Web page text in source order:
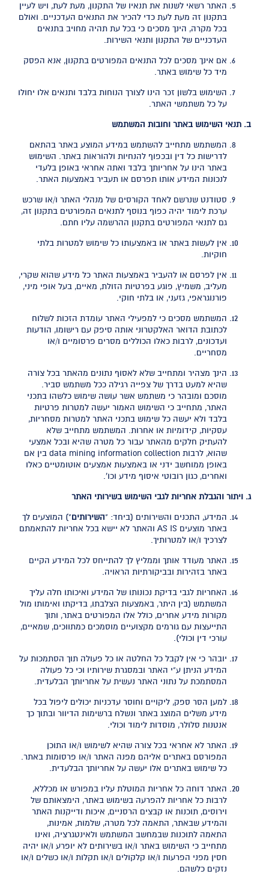
האתר רשאי לשנות את תנאיו של התקנון, מעת לעת, ויש לעיין
בתקנון זה מעת לעת כדי להכיר את התנאים העדכניים. ואולם
בכל מקרה, הינך מסכים כי בכל עת תהיה מחויב בתנאים
העדכניים של התקנון ותנאי השירות.
אם אינך מסכים לכל התנאים המפורטים בתקנון, אנא הפסק
מיד כל שימוש באתר.
השימוש בלשון זכר הינו לצורך הנוחות בלבד ותנאים אלו יחולו
על כל משתמשי האתר.
ב. תנאי השימוש באתר וחובות המשתמש
המשתמש מתחייב להשתמש במידע המוצע באתר בהתאם
לדרישות כל דין ובכפוף להנחיות ולהוראות באתר. השימוש
באתר הינו על אחריותך בלבד ואתה אחראי באופן בלעדי
לנכונות המידע אותו תפרסם או תעביר באמצעות האתר.
סטודנט שנרשם לאחד הקורסים של מנהלי האתר ו/או שרכש
ערכת לימוד יהיה כפוף בנוסף לתנאים המפורטים בתקנון זה,
גם לתנאי המפורטים בתקנון ההרשמה עליו חתם.
אין לעשות באתר או באמצעותו כל שימוש למטרות בלתי
חוקיות.
אין לפרסם או להעביר באמצעות האתר כל מידע שהוא שקרי,
מעליב, משמיץ, פוגע בפרטיות הזולת, מאיים, בעל אופי מיני,
פורנוגראפי, גזעני, או בלתי חוקי.
המשתמש מסכים כי למפעילי האתר עומדת הזכות לשלוח
לכתובת הדואר האלקטרוני אותה סיפק עם רישומו, הודעות
ועדכונים, לרבות כאלו הכוללים מסרים פרסומיים ו/או
מסחריים.
הינך מצהיר ומתחייב שלא לאסוף נתונים מהאתר בכל צורה
שהיא למעט בדרך של צפייה רגילה ככל משתמש סביר.
מוסכם ומובהר כי משתמש אשר עושה שימוש כלשהו בתכני
האתר, מתחייב כי השימוש האמור יעשה למטרות פרטיות
בלבד ולא יעשה כל שימוש בתכני האתר למטרות מסחריות,
עסקיות, קידומיות או אחרות. המשתמש מתחייב שלא
להעתיק חלקים מהאתר עבור כל מטרה שהיא ובכל אמצעי
שהוא, לרבות data mining information collection בין אם
באופן ממוחשב ידני או באמצעות אמצעים אוטומטיים כאלו
ואחרים, כגון רובוטי איסוף מידע וכו'.
ג. ויתור והגבלת אחריות לגבי השימוש בשירותי האתר
המידע, התכנים והשירותים (ביחד: "השירותים") המוצעים לך
באתר מוצעים AS IS והאתר לא יישא בכל אחריות להתאמתם
לצרכיך ו/או למטרותיך.
האתר מעודד אותך וממליץ לך להתייחס לכל המידע הקיים
באתר בזהירות ובביקורתיות הראויה.
האחריות לגבי בדיקת נכונותו של המידע ואיכותו חלה עליך
המשתמש (בין היתר, באמצעות הצלבתו, בדיקתו ואימותו מול
מקורות מידע אחרים, כולל אלו המפורטים באתר, ותוך
התייעצות עם גורמים מקצועיים מוסמכים כמתווכים, שמאיים,
עורכי דין וכולי).
יובהר כי אין לקבל כל החלטה או כל פעולה תוך הסתמכות על
המידע הניתן ע"י האתר ובמסגרת שירותיו וכי כל פעולה
המסתמכת על נתוני האתר נעשית על אחריותך הבלעדית.
למען הסר ספק, ליקויים וחוסר עדכניות יכולים ליפול בכל
מידע משלים המוצג באתר ונשלח ברשימות הדיוור ובתוך כך
אנטנות סלולר, מוסדות לימוד וכולי.
האתר לא אחראי בכל צורה שהיא לשימוש ו/או התוכן
המפורסם באתרים אליהם מפנה האתר ו/או פרסומות באתר.
כל שימוש באתרים אלו יעשה על אחריותך הבלעדית.
האתר דוחה כל אחריות המוטלת עליו במפורש או מכללא,
לרבות כל אחריות להפרעה בשימוש באתר, הימצאותם של
וירוסים, תוכנות או קבצים הרסניים, איכות ודייקנות האתר
והמידע שבאתר, התאמה לכל מטרה, שלמות, אמינות,
התאמה לתוכנות שבמחשב המשתמש ולאינטגרציה, ואינו
מתחייב כי השימוש באתר ו/או בשירותים לא יופרע ו/או יהיה
חסין מפני הפרעות ו/או קלקולים ו/או תקלות ו/או כשלים ו/או
נזקים כלשהם.